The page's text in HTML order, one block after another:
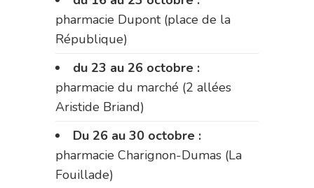
pharmacie Dupont (place de la
République)
du 23 au 26 octobre :
pharmacie du marché (2 allées
Aristide Briand)
Du 26 au 30 octobre :
pharmacie Charignon-Dumas (La
Fouillade)